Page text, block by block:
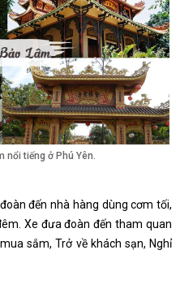
nổi tiếng ở Phú Yên.
đến nhà hàng dùng cơm tối,
Xe đưa đoàn đến tham quan
sắm, Trở về khách sạn, Nghỉ